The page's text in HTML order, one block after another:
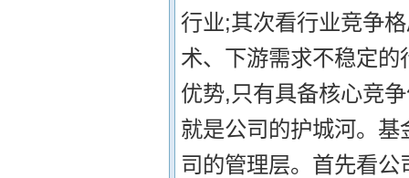
行业;其次看行业竞争
术、下游需求不稳定
优势,只有具备核心竞
就是公司的护城河。
司的管理层。首先看